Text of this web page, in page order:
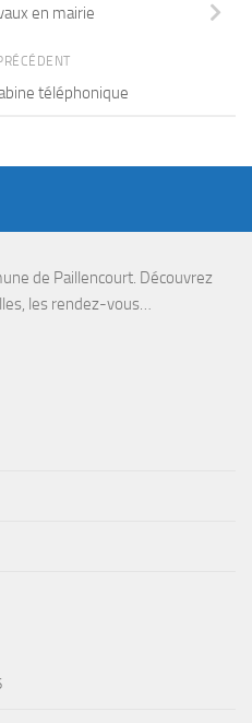
en mairie
téléphonique
de Paillencourt. Découvrez
les rendez-vous…